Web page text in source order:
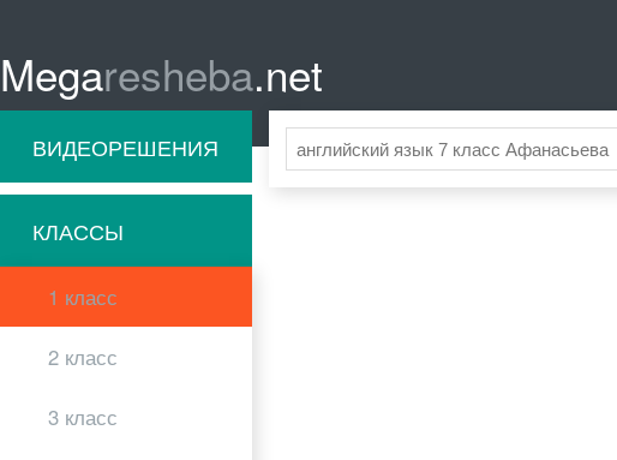
Megaresheba.net
ВИДЕОРЕШЕНИЯ
КЛАССЫ
1 класс
2 класс
3 класс